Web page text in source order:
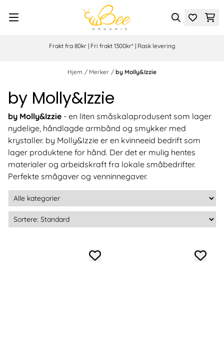
Frakt fra 80kr | Fri frakt 1300kr* | Rask levering
Hjem / Merker / by Molly&Izzie
by Molly&Izzie
by Molly&Izzie - en liten småskalaprodusent som lager
nydelige, håndlagde armbånd og smykker med
krystaller. by Molly&Izzie er en kvinneeid bedrift som
lager produktene for hånd. Der det er mulig hentes
materialer og arbeidskraft fra lokale småbedrifter.
Perfekte smågaver og venninnegaver.